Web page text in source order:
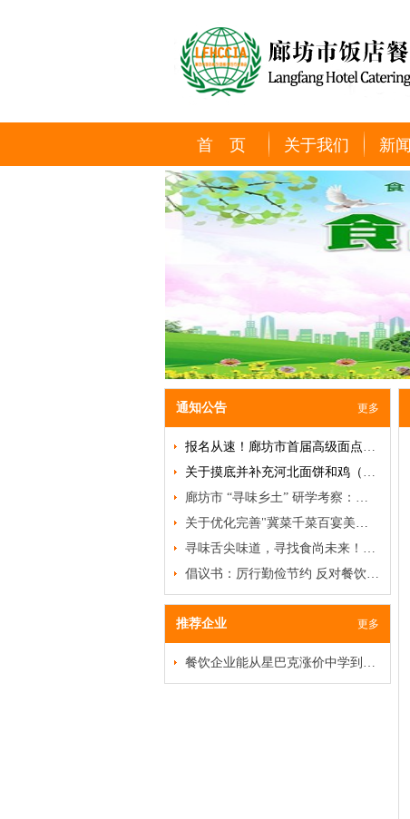
首 页 关于我们 新
通知公告 更多
报名从速！廊坊市首届高级面点研修班即将开班！
关于摸底并补充河北面饼和鸡（禽）类名品、名吃、名菜的通知
廊坊市 “寻味乡土” 研学考察：破局餐饮低迷，挖掘乡土菜商机
关于优化完善"冀菜千菜百宴美食名录"及甄选推荐"河北冀菜百菜百品"活动的通知
寻味舌尖味道，寻找食尚未来！特色食材品鉴沙龙邀您赴约
倡议书：厉行勤俭节约 反对餐饮浪费
推荐企业 更多
餐饮企业能从星巴克涨价中学到什么？